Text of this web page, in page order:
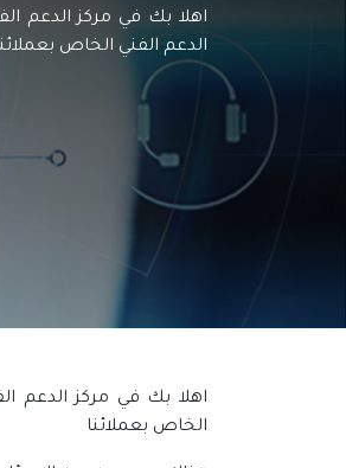
اهلا بك في مركز الدعم
الدعم الفني الخاص
اهلا بك في مركز الدعم
الخاص بعملائنا